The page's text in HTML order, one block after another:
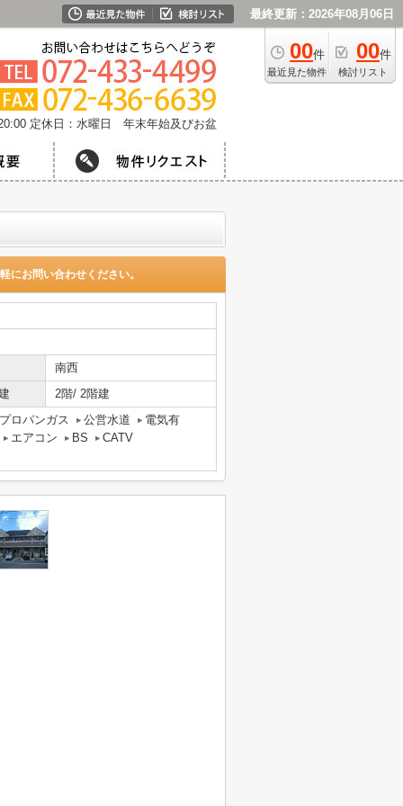
最終更新：2026年08月06日
00件
最近見た物件
00件
検討リスト
定休日：水曜日 年末年始及びお盆
にお問い合わせください。
南西
2階/ 2階建
プロパンガス 公営水道
電気有
エアコン BS
CATV